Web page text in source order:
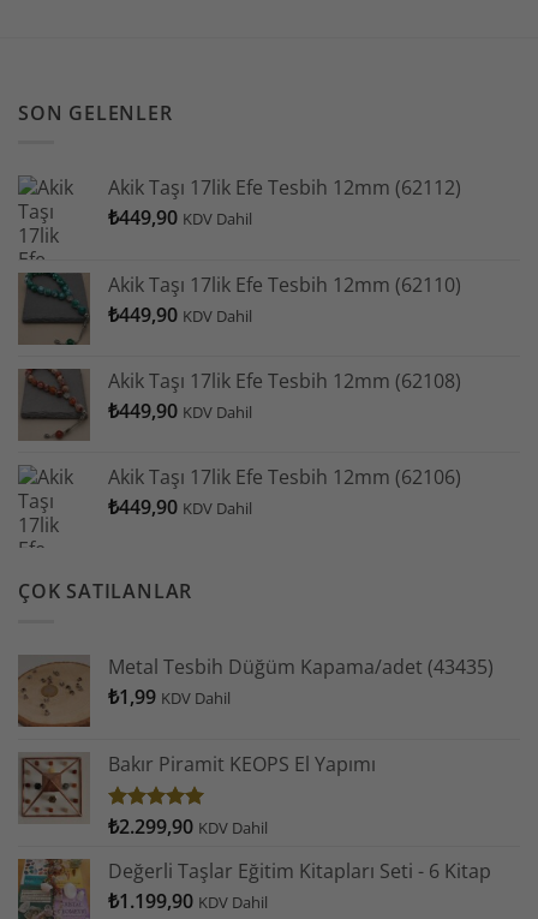
SON GELENLER
Akik Taşı 17lik Efe Tesbih 12mm (62112)
₺449,90 KDV Dahil
Akik Taşı 17lik Efe Tesbih 12mm (62110)
₺449,90 KDV Dahil
Akik Taşı 17lik Efe Tesbih 12mm (62108)
₺449,90 KDV Dahil
Akik Taşı 17lik Efe Tesbih 12mm (62106)
₺449,90 KDV Dahil
ÇOK SATILANLAR
Metal Tesbih Düğüm Kapama/adet (43435)
₺1,99 KDV Dahil
Bakır Piramit KEOPS El Yapımı
5 üzerinden
aldı
₺2.299,90 KDV Dahil
Değerli Taşlar Eğitim Kitapları Seti - 6 Kitap
₺1.199,90 KDV Dahil